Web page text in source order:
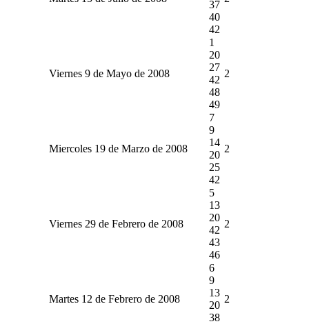
37
40
42
Viernes 9 de Mayo de 2008
1
20
27
42
48
49
2
Miercoles 19 de Marzo de 2008
7
9
14
20
25
42
2
Viernes 29 de Febrero de 2008
5
13
20
42
43
46
2
Martes 12 de Febrero de 2008
6
9
13
20
38
2